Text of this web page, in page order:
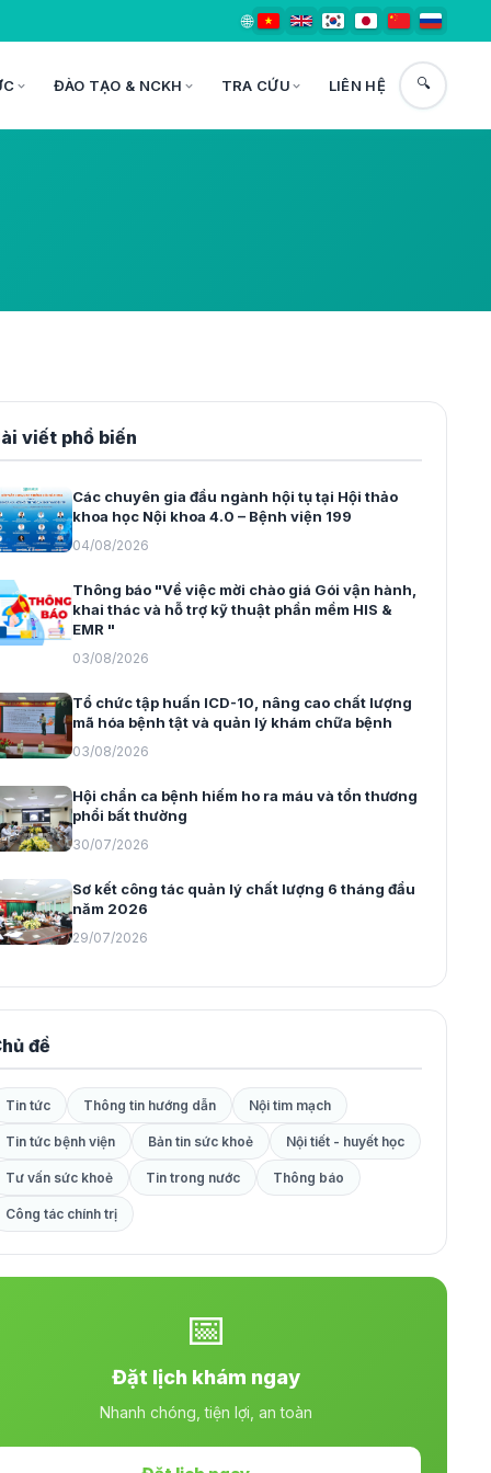
🌐
ĐÀO TẠO & NCKH TRA CỨU LIÊN HỆ 🔍
viết phổ biến
Các chuyên gia đầu ngành hội tụ tại Hội thảo
khoa học Nội khoa 4.0 – Bệnh viện 199
04/08/2026
Thông báo "Về việc mời chào giá Gói vận hành,
khai thác và hỗ trợ kỹ thuật phần mềm HIS &
EMR "
03/08/2026
Tổ chức tập huấn ICD-10, nâng cao chất lượng
mã hóa bệnh tật và quản lý khám chữa bệnh
03/08/2026
Hội chẩn ca bệnh hiếm ho ra máu và tổn thương
phổi bất thường
30/07/2026
Sơ kết công tác quản lý chất lượng 6 tháng đầu
năm 2026
29/07/2026
đề
Tin tức Thông tin hướng dẫn Nội tim mạch
Tin tức bệnh viện Bản tin sức khoẻ Nội tiết - huyết học
Tư vấn sức khoẻ Tin trong nước Thông báo
Công tác chính trị
📅
Đặt lịch khám ngay
Nhanh chóng, tiện lợi, an toàn